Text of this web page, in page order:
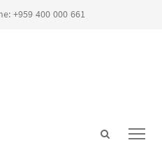
+959 400 000 661
Open